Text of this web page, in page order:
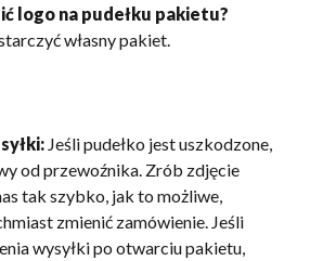
logo na pudełku pakietu?
własny pakiet.
Jeśli pudełko jest uszkodzone,
od przewoźnika. Zrób zdjęcie
tak szybko, jak to możliwe,
zmienić zamówienie. Jeśli
wysyłki po otwarciu pakietu,